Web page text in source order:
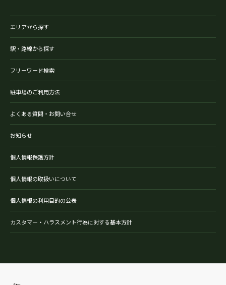
エリアから探す
駅・路線から探す
フリーワード検索
駐車場のご利用方法
よくある質問・お問い合せ
お知らせ
個人情報保護方針
個人情報の取扱いについて
個人情報の利用目的の公表
カスタマー・ハラスメント行為に対する基本方針